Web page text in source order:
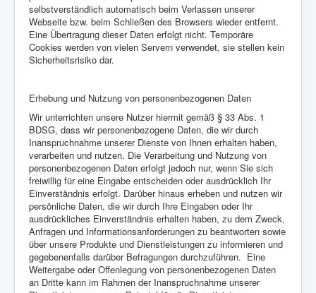
selbstverständlich automatisch beim Verlassen unserer
Webseite bzw. beim Schließen des Browsers wieder entfernt.
Eine Übertragung dieser Daten erfolgt nicht. Temporäre
Cookies werden von vielen Servern verwendet, sie stellen kein
Sicherheitsrisiko dar.
Erhebung und Nutzung von personenbezogenen Daten
Wir unterrichten unsere Nutzer hiermit gemäß § 33 Abs. 1
BDSG, dass wir personenbezogene Daten, die wir durch
Inanspruchnahme unserer Dienste von Ihnen erhalten haben,
verarbeiten und nutzen. Die Verarbeitung und Nutzung von
personenbezogenen Daten erfolgt jedoch nur, wenn Sie sich
freiwillig für eine Eingabe entscheiden oder ausdrücklich Ihr
Einverständnis erfolgt. Darüber hinaus erheben und nutzen wir
persönliche Daten, die wir durch Ihre Eingaben oder Ihr
ausdrückliches Einverständnis erhalten haben, zu dem Zweck,
Anfragen und Informationsanforderungen zu beantworten sowie
über unsere Produkte und Dienstleistungen zu informieren und
gegebenenfalls darüber Befragungen durchzuführen. Eine
Weitergabe oder Offenlegung von personenbezogenen Daten
an Dritte kann im Rahmen der Inanspruchnahme unserer